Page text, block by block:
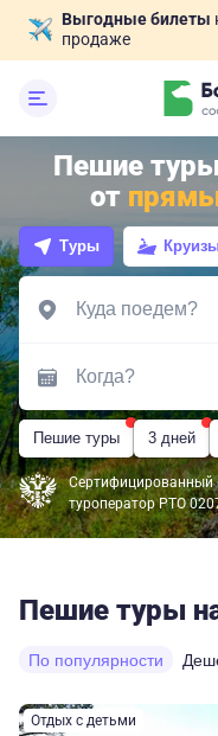
Выгодные билеты
продаже
Пешие
от
Туры
Пешие туры 3 дней
Сертифицированный
туроператор РТО
Пешие туры
По популярности
Отдых с детьми